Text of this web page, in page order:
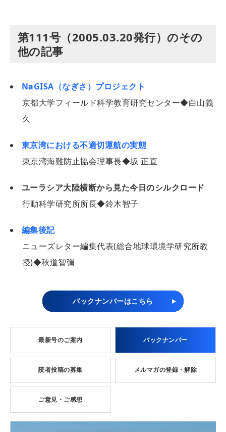
第111号（2005.03.20発行）のその
他の記事
NaGISA（なぎさ）プロジェクト
京都大学フィールド科学教育研究センター◆白山義
久
東京湾における不適切運航の実態
東京湾海難防止協会理事長◆坂 正直
ユーラシア大陸横断から見た今日のシルクロード
行動科学研究所所長◆鈴木智子
編集後記
ニューズレター編集代表(総合地球環境学研究所教
授)◆秋道智彌
バックナンバーはこちら
最新号のご案内 バックナンバー
読者投稿の募集 メルマガの登録・解除
ご意見・ご感想